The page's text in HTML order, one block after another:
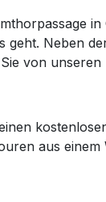
geht. Neben
von
aus